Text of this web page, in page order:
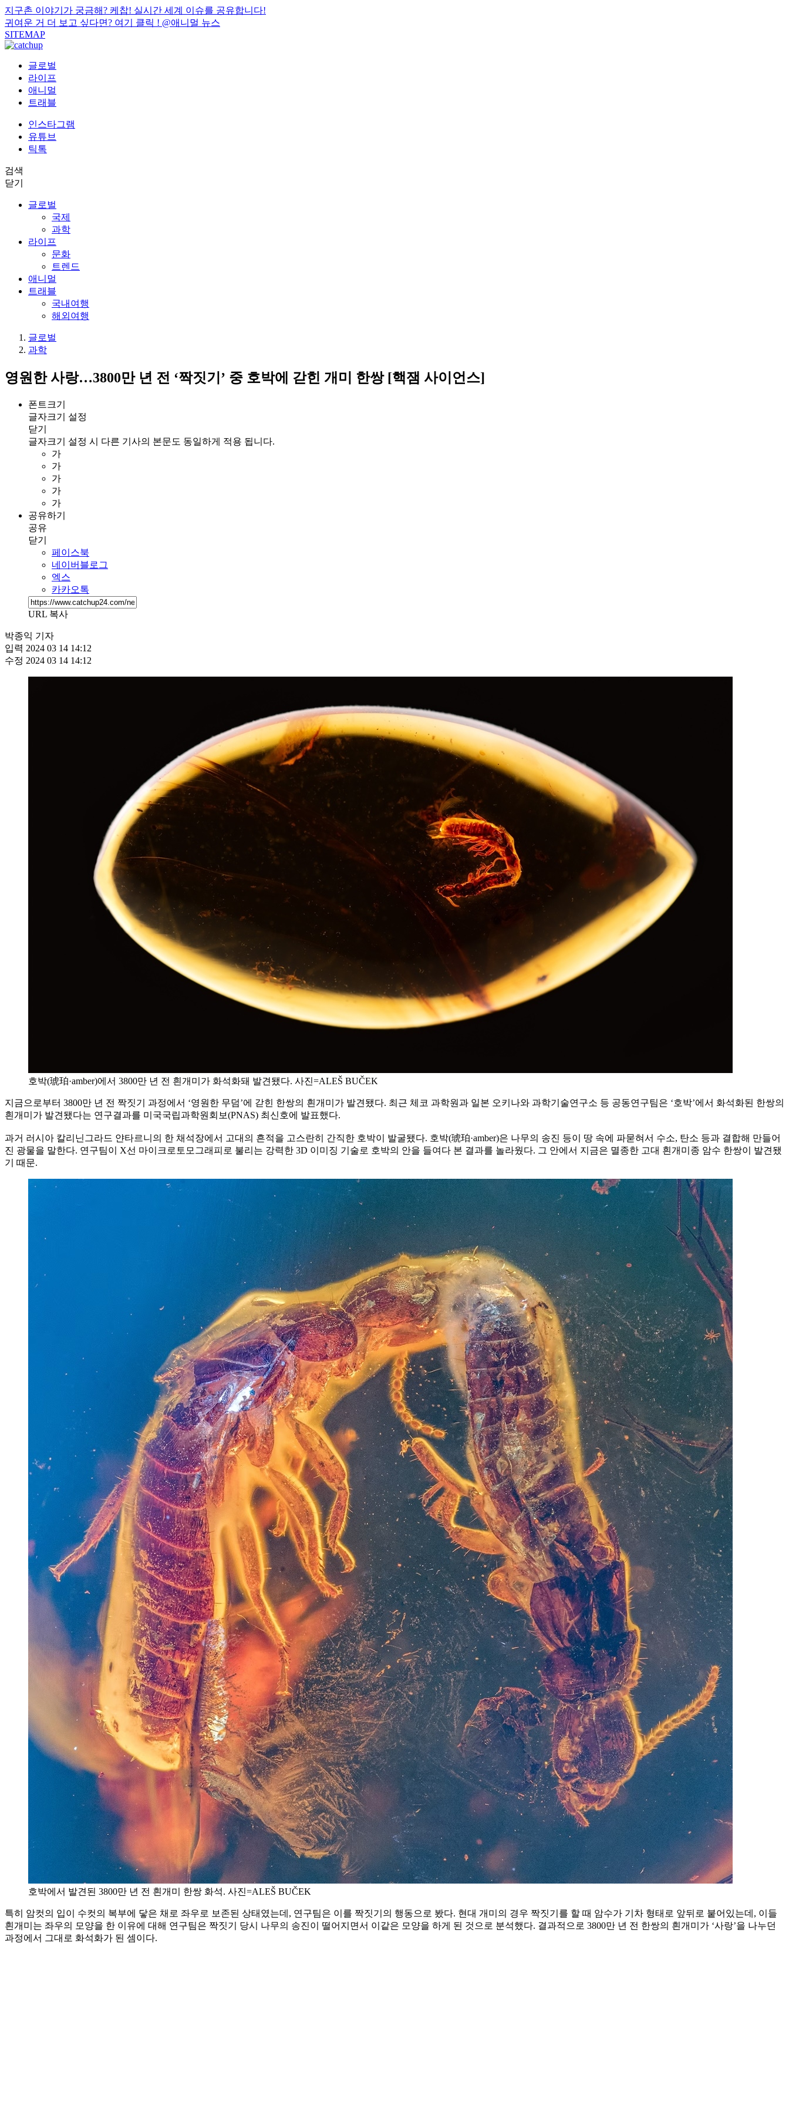
지구촌 이야기가 궁금해? 케찹! 실시간 세계 이슈를 공유합니다!
귀여운 거 더 보고 싶다면? 여기 클릭 ! @애니멀 뉴스
SITEMAP
글로벌
라이프
애니멀
트래블
인스타그램
유튜브
틱톡
검색
닫기
글로벌
국제
과학
라이프
문화
트렌드
애니멀
트래블
국내여행
해외여행
글로벌
과학
영원한 사랑…3800만 년 전 ‘짝짓기’ 중 호박에 갇힌 개미 한쌍 [핵잼 사이언스]
폰트크기
글자크기 설정
닫기
글자크기 설정 시 다른 기사의 본문도 동일하게 적용 됩니다.
가
가
가
가
가
공유하기
공유
닫기
페이스북
네이버블로그
엑스
카카오톡
URL 복사
박종익 기자
입력 2024 03 14 14:12
수정 2024 03 14 14:12
호박(琥珀·amber)에서 3800만 년 전 흰개미가 화석화돼 발견됐다. 사진=ALEŠ BUČEK
지금으로부터 3800만 년 전 짝짓기 과정에서 ‘영원한 무덤’에 갇힌 한쌍의 흰개미가 발견됐다. 최근 체코 과학원과 일본 오키나와 과학기술연구소 등 공동연구팀은 ‘호박’에서 화석화된 한쌍의
흰개미가 발견됐다는 연구결과를 미국국립과학원회보(PNAS) 최신호에 발표했다.
과거 러시아 칼리닌그라드 얀타르니의 한 채석장에서 고대의 흔적을 고스란히 간직한 호박이 발굴됐다. 호박(琥珀·amber)은 나무의 송진 등이 땅 속에 파묻혀서 수소, 탄소 등과 결합해 만들어
진 광물을 말한다. 연구팀이 X선 마이크로토모그래피로 불리는 강력한 3D 이미징 기술로 호박의 안을 들여다 본 결과를 놀라웠다. 그 안에서 지금은 멸종한 고대 흰개미종 암수 한쌍이 발견됐
기 때문.
호박에서 발견된 3800만 년 전 흰개미 한쌍 화석. 사진=ALEŠ BUČEK
특히 암컷의 입이 수컷의 복부에 닿은 채로 좌우로 보존된 상태였는데, 연구팀은 이를 짝짓기의 행동으로 봤다. 현대 개미의 경우 짝짓기를 할 때 암수가 기차 형태로 앞뒤로 붙어있는데, 이들
흰개미는 좌우의 모양을 한 이유에 대해 연구팀은 짝짓기 당시 나무의 송진이 떨어지면서 이같은 모양을 하게 된 것으로 분석했다. 결과적으로 3800만 년 전 한쌍의 흰개미가 ‘사랑’을 나누던
과정에서 그대로 화석화가 된 셈이다.